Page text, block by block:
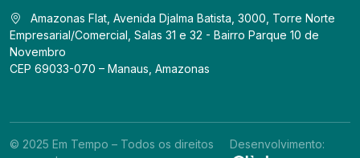
Amazonas Flat, Avenida Djalma Batista, 3000, Torre Norte
Empresarial/Comercial, Salas 31 e 32 - Bairro Parque 10 de
Novembro
CEP 69033-070 – Manaus, Amazonas
© 2025 Em Tempo – Todos os direitos
Desenvolvimento: